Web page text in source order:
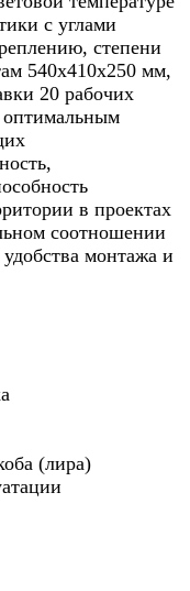
с углами
степени
540х410х250 мм,
20 рабочих
оптимальным
в проектах
соотношении
монтажа и
(лира)